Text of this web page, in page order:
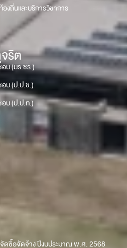
ถิ่นและบริการวิชาการ
ริต
บ (มร.ชร.)
อบ (ป.ป.ช.)
อบ (ป.ป.ท.)
ดซื้อจัดจ้าง ปีงบประมาณ พ.ศ. 2568